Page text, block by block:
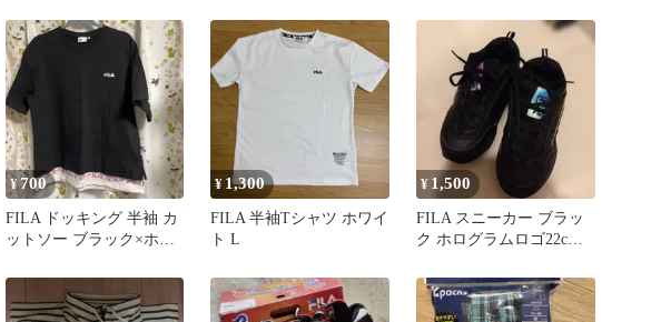
¥700
FILA ドッキング 半袖 カ
ットソー ブラック×ホワ
¥ 1,300
FILA 半袖Tシャツ ホワイ
ト L
¥ 1,500
FILA スニーカー ブラッ
ク ホログラムロゴ22cm